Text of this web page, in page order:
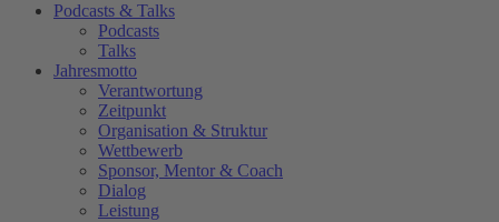
Podcasts & Talks
Podcasts
Talks
Jahresmotto
Verantwortung
Zeitpunkt
Organisation & Struktur
Wettbewerb
Sponsor, Mentor & Coach
Dialog
Leistung